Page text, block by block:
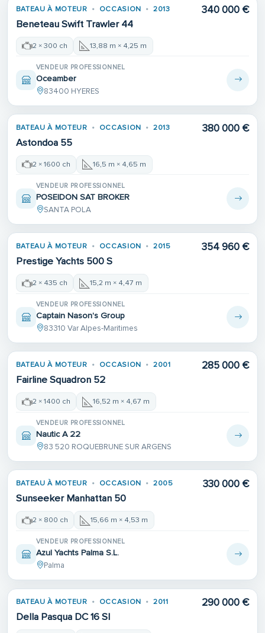
BATEAU À MOTEUR OCCASION 2013
Beneteau Swift Trawler 44
340 000 €
2 × 300 ch 13,88 m × 4,25 m
VENDEUR PROFESSIONNEL
Oceamber
83400 HYERES
BATEAU À MOTEUR OCCASION 2013
Astondoa 55
380 000 €
2 × 1600 ch 16,5 m × 4,65 m
VENDEUR PROFESSIONNEL
POSEIDON SAT BROKER
SANTA POLA
BATEAU À MOTEUR OCCASION 2015
Prestige Yachts 500 S
354 960 €
2 × 435 ch 15,2 m × 4,47 m
VENDEUR PROFESSIONNEL
Captain Nason's Group
83310 Var Alpes-Maritimes
BATEAU À MOTEUR OCCASION 2001
Fairline Squadron 52
285 000 €
2 × 1400 ch 16,52 m × 4,67 m
VENDEUR PROFESSIONNEL
Nautic A 22
83 520 ROQUEBRUNE SUR ARGENS
BATEAU À MOTEUR OCCASION 2005
Sunseeker Manhattan 50
330 000 €
2 × 800 ch 15,66 m × 4,53 m
VENDEUR PROFESSIONNEL
Azul Yachts Palma S.L.
Palma
BATEAU À MOTEUR OCCASION 2011
Della Pasqua DC 16 Sl
290 000 €